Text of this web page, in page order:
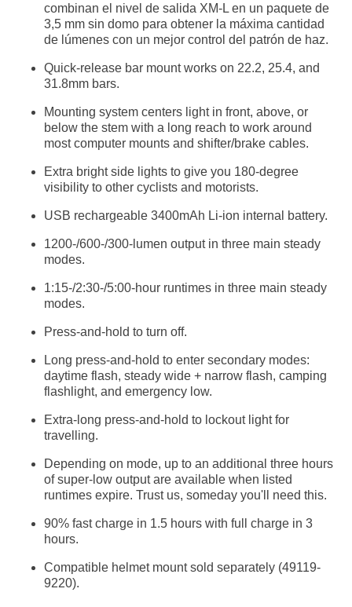
combinan el nivel de salida XM-L en un paquete de
3,5 mm sin domo para obtener la máxima cantidad
de lúmenes con un mejor control del patrón de haz.
Quick-release bar mount works on 22.2, 25.4, and
31.8mm bars.
Mounting system centers light in front, above, or
below the stem with a long reach to work around
most computer mounts and shifter/brake cables.
Extra bright side lights to give you 180-degree
visibility to other cyclists and motorists.
USB rechargeable 3400mAh Li-ion internal battery.
1200-/600-/300-lumen output in three main steady
modes.
1:15-/2:30-/5:00-hour runtimes in three main steady
modes.
Press-and-hold to turn off.
Long press-and-hold to enter secondary modes:
daytime flash, steady wide + narrow flash, camping
flashlight, and emergency low.
Extra-long press-and-hold to lockout light for
travelling.
Depending on mode, up to an additional three hours
of super-low output are available when listed
runtimes expire. Trust us, someday you'll need this.
90% fast charge in 1.5 hours with full charge in 3
hours.
Compatible helmet mount sold separately (49119-
9220).